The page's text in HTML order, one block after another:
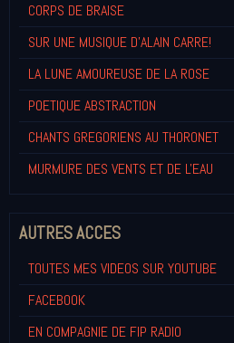
CORPS DE BRAISE
SUR UNE MUSIQUE D'ALAIN CARRE!
LA LUNE AMOUREUSE DE LA ROSE
POETIQUE ABSTRACTION
CHANTS GREGORIENS AU THORONET
MURMURE DES VENTS ET DE L'EAU
AUTRES ACCES
TOUTES MES VIDEOS SUR YOUTUBE
FACEBOOK
EN COMPAGNIE DE FIP RADIO